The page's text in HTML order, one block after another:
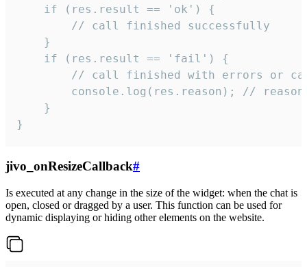
    if (res.result == 'ok') {
        // call finished successfully
    }
    if (res.result == 'fail') {
// call finished with errors or
console.log(res.reason); //
    }
}
jivo_onResizeCallback#
Is executed at any change in the size of the widget: when the chat is
open, closed or dragged by a user. This function can be used for
dynamic displaying or hiding other elements on the website.